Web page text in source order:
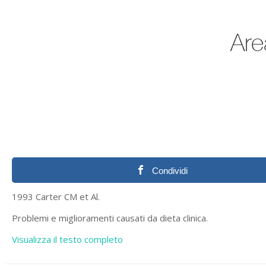
Condividi
1993 Carter CM et Al.
Problemi e miglioramenti causati da dieta clinica.
Visualizza il testo completo